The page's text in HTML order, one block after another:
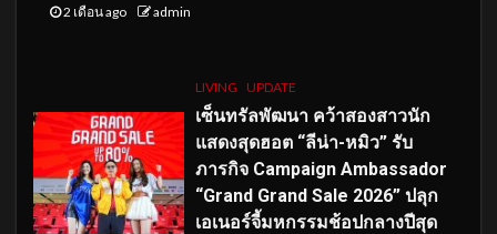
2 เดือน ago admin
LIVING UPDATE
เซ็นทรัลพัฒนา คว้าสองสาวนัก
แสดงสุดฮอต “ลีน่า-หมิว” รับ
ภารกิจ Campaign Ambassador
“Grand Grand Sale 2026” ปลุก
เอเนอร์จี้มหกรรมช้อปกลางปีสุด